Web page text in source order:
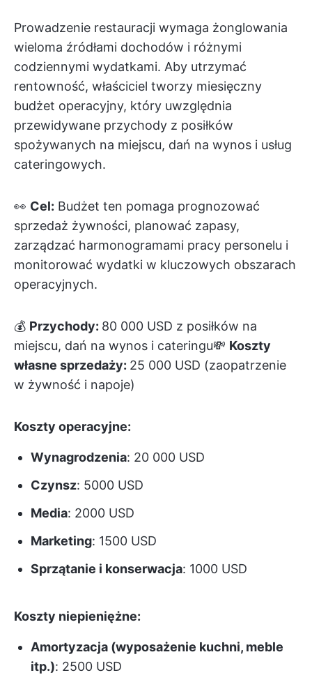
Prowadzenie restauracji wymaga żonglowania
wieloma źródłami dochodów i różnymi
codziennymi wydatkami. Aby utrzymać
rentowność, właściciel tworzy miesięczny
budżet operacyjny, który uwzględnia
przewidywane przychody z posiłków
spożywanych na miejscu, dań na wynos i usług
cateringowych.
👀 Cel: Budżet ten pomaga prognozować
sprzedaż żywności, planować zapasy,
zarządzać harmonogramami pracy personelu i
monitorować wydatki w kluczowych obszarach
operacyjnych.
💰 Przychody: 80 000 USD z posiłków na
miejscu, dań na wynos i cateringu💸 Koszty
własne sprzedaży: 25 000 USD (zaopatrzenie
w żywność i napoje)
Koszty operacyjne:
Wynagrodzenia: 20 000 USD
Czynsz: 5000 USD
Media: 2000 USD
Marketing: 1500 USD
Sprzątanie i konserwacja: 1000 USD
Koszty niepieniężne:
Amortyzacja (wyposażenie kuchni, meble
itp.): 2500 USD